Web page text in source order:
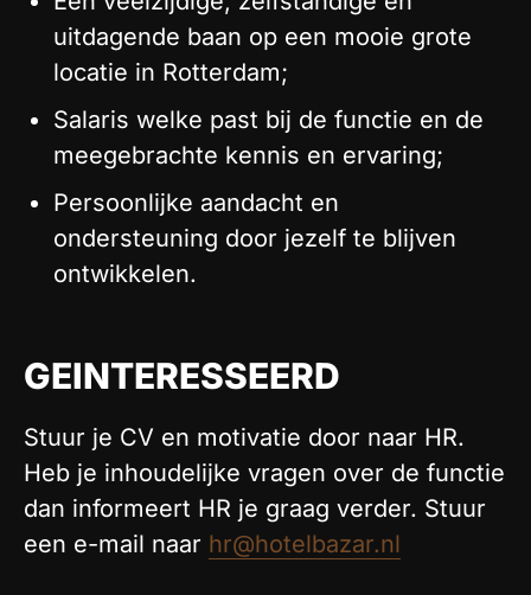
uitdagende baan op een mooie grote
locatie in Rotterdam;
Salaris welke past bij de functie en de
meegebrachte kennis en ervaring;
Persoonlijke aandacht en
ondersteuning door jezelf te blijven
ontwikkelen.
GEINTERESSEERD
Stuur je CV en motivatie door naar HR.
Heb je inhoudelijke vragen over de functie
dan informeert HR je graag verder. Stuur
een e-mail naar hr@hotelbazar.nl